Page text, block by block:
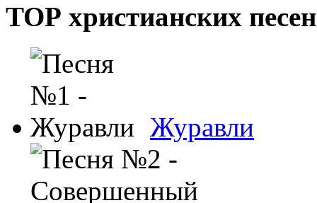
ТОР христианских песен
Журавли